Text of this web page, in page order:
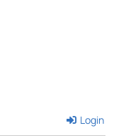
Login